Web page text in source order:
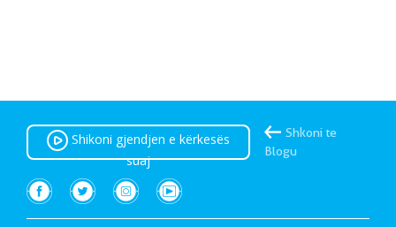
Shikoni gjendjen e kërkesës
suaj
Shkoni te
Blogu